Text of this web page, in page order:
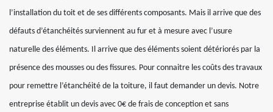
l’installation du toit et de ses différents composants. Mais il arrive que des
défauts d’étanchéités surviennent au fur et à mesure avec l’usure
naturelle des éléments. Il arrive que des éléments soient détériorés par la
présence des mousses ou des fissures. Pour connaitre les coûts des travaux
pour remettre l’étanchéité de la toiture, il faut demander un devis. Notre
entreprise établit un devis avec 0€ de frais de conception et sans